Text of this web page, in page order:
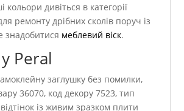
кольори дивіться в категорії
ремонту дрібних сколів поруч із
знадобитися меблевий віск.
Peral
заглушку без помилки,
36070, код декору 7523, тип
із живим зразком плити